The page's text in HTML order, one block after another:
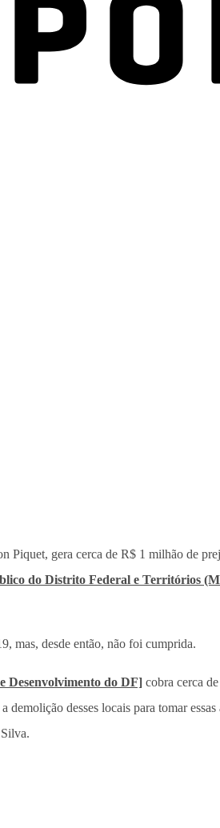
gera cerca de R$ 1 milhão de
do Distrito Federal e Territórios
mas, desde então, não foi cumprida.
Desenvolvimento do DF] cobra cerca
desses locais para tomar